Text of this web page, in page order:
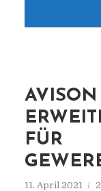
FÜR
11. April 2021